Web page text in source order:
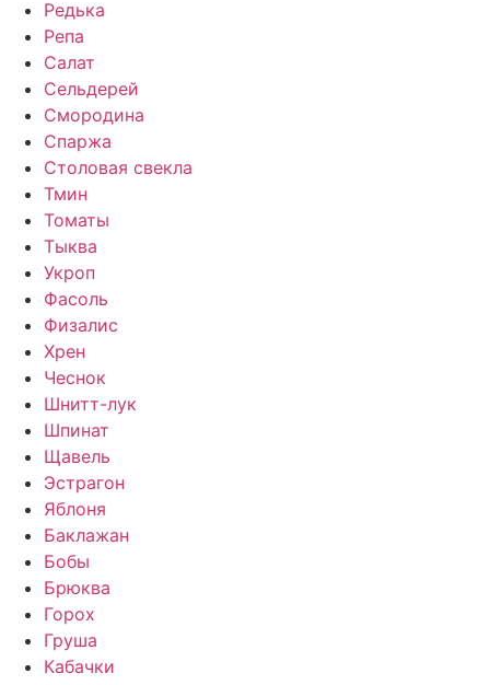
Редька
Репа
Салат
Сельдерей
Смородина
Спаржа
Столовая свекла
Тмин
Томаты
Тыква
Укроп
Фасоль
Физалис
Хрен
Чеснок
Шнитт-лук
Шпинат
Щавель
Эстрагон
Яблоня
Баклажан
Бобы
Брюква
Горох
Груша
Кабачки